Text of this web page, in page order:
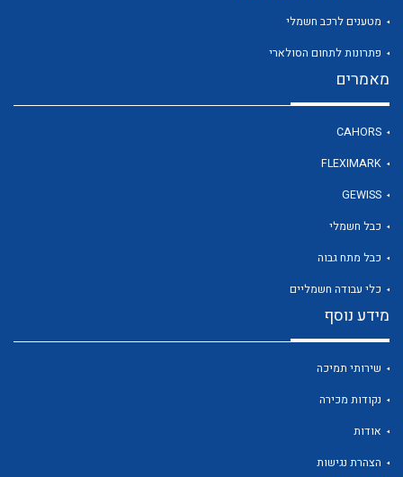
מטענים לרכב חשמלי
פתרונות לתחום הסולארי
מאמרים
CAHORS
FLEXIMARK
GEWISS
כבל חשמלי
כבל מתח גבוה
כלי עבודה חשמליים
מידע נוסף
שירותי תמיכה
נקודות מכירה
אודות
הצהרת נגישות